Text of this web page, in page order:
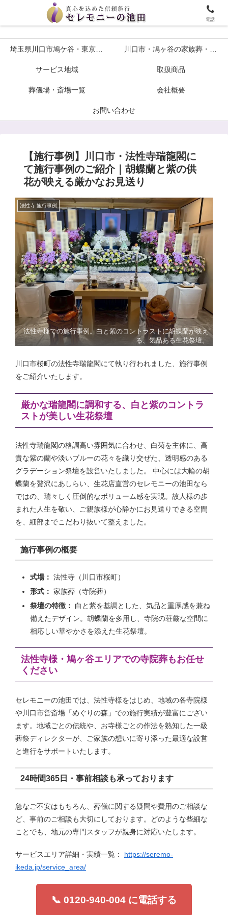
埼玉川口市鳩ケ谷・東京の葬儀や家族葬ならセレモニーの池田へ
埼玉県川口市鳩ケ谷・東京の葬儀や家族葬ならセレモニーの池田へ
サービス地域 取扱商品
葬儀場・斎場一覧 会社概要
お問い合わせ
【施行事例】川口市・法性寺瑞龍閣に
て施行事例のご紹介｜胡蝶蘭と紫の供
花が映える厳かなお見送り
法性寺 施行事例
法性寺様での施行事例。白と紫のコントラストに胡蝶蘭が映え
る、気品ある生花祭壇。
川口市桜町の法性寺瑞龍閣にて執り行われました、施行事例
をご紹介いたします。
厳かな瑞龍閣に調和する、白と紫のコントラ
ストが美しい生花祭壇
法性寺瑞龍閣の格調高い雰囲気に合わせ、白菊を主体に、高
貴な紫の蘭や淡いブルーの花々を織り交ぜた、透明感のある
グラデーション祭壇を設営いたしました。 中心には大輪の胡
蝶蘭を贅沢にあしらい、生花店直営のセレモニーの池田なら
ではの、瑞々しく圧倒的なボリューム感を実現。故人様の歩
まれた人生を敬い、ご親族様が心静かにお見送りできる空間
を、細部までこだわり抜いて整えました。
施行事例の概要
式場： 法性寺（川口市桜町）
形式： 家族葬（寺院葬）
祭壇の特徴：
白と紫を基調とした、気品と重厚感を兼ね
備えたデザイン。胡蝶蘭を多用し、寺院の荘厳な空間に
相応しい華やかさを添えた生花祭壇。
法性寺様・鳩ヶ谷エリアでの寺院葬もお任せ
ください
セレモニーの池田では、法性寺様をはじめ、地域の各寺院様
や川口市営斎場「めぐりの森」での施行実績が豊富にござい
ます。地域ごとの伝統や、お寺様ごとの作法を熟知した一級
葬祭ディレクターが、ご家族の想いに寄り添った最適な設営
と進行をサポートいたします。
24時間365日・事前相談も承っております
急なご不安はもちろん、葬儀に関する疑問や費用のご相談な
ど、事前のご相談も大切にしております。どのような些細な
ことでも、地元の専門スタッフが親身に対応いたします。
サービスエリア詳細・実績一覧： https://seremo-
ikeda.jp/service_area/
📞 0120-940-004 に電話する
電話